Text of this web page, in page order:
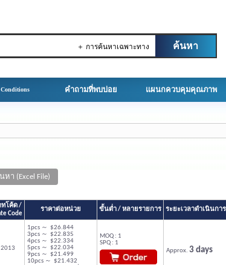
＋ การค้นหาเฉพาะทาง
Conditions คำถามที่พบบ่อย แผนกควบคุมคุณภาพ
า (Excel File)
ทโค้ด /
Code
ราคาต่อหน่วย ขั้นต่ำ / หลายรายการ ระยะเวลาดำเนินกา
2013
1pcs ～ $26.844
3pcs ～ $22.835
4pcs ～ $22.334
5pcs ～ $22.034
9pcs ～ $21.499
10pcs ～ $21.432
MOQ : 1
SPQ : 1
Approx. 3 days